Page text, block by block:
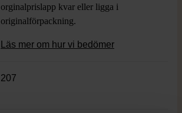
orginalprislapp kvar eller ligga i
originalförpackning.
Läs mer om hur vi bedömer
207